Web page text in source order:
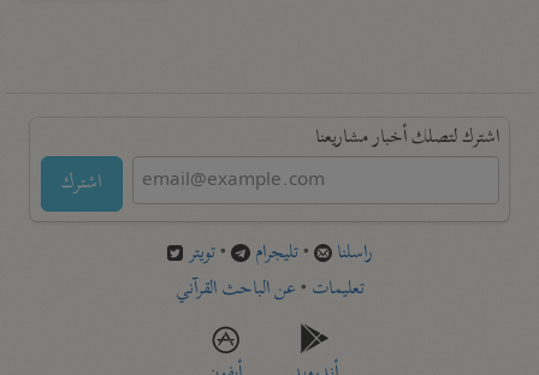
اشترك لتصلك أخبار مشاريعنا
اشترك
راسلنا •تليجرام •تويتر
تعليمات •عن الباحث القرآني